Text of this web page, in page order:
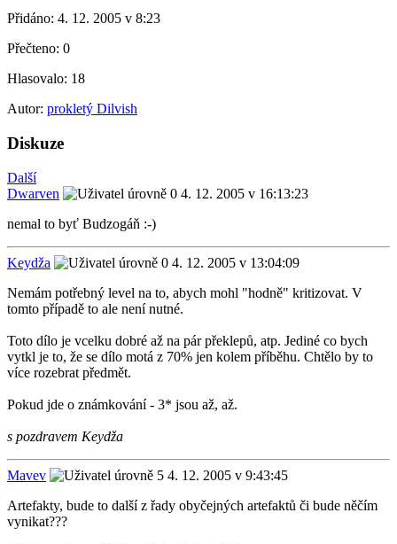
Přidáno: 4. 12. 2005 v 8:23
Přečteno: 0
Hlasovalo: 18
Autor: prokletý Dilvish
Diskuze
Další
Dwarven
4. 12. 2005 v 16:13:23
nemal to byť Budzogáň :-)
Keydža
4. 12. 2005 v 13:04:09
Nemám potřebný level na to, abych mohl "hodně" kritizovat. V
tomto případě to ale není nutné.
Toto dílo je vcelku dobré až na pár překlepů, atp. Jediné co bych
vytkl je to, že se dílo motá z 70% jen kolem příběhu. Chtělo by to
více rozebrat předmět.
Pokud jde o známkování - 3* jsou až, až.
s pozdravem Keydža
Mavev
4. 12. 2005 v 9:43:45
Artefakty, bude to další z řady obyčejných artefaktů či bude něčím
vynikat???